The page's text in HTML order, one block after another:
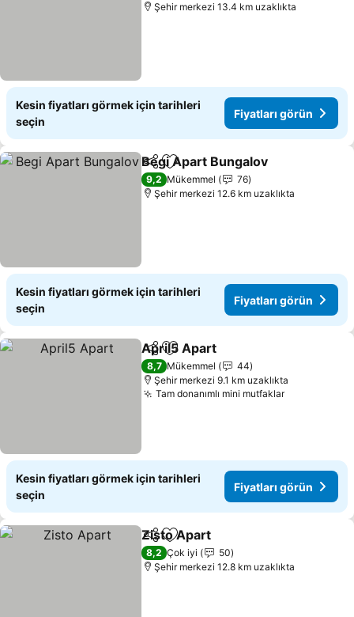
Şehir merkezi 13.4 km uzaklıkta
Kesin fiyatları görmek için tarihleri
seçin
Fiyatları görün
PaylaşFavorilerime ekle
Begi Apart Bungalov
9,2 Mükemmel
76
Şehir merkezi 12.6 km uzaklıkta
Kesin fiyatları görmek için tarihleri
seçin
Fiyatları görün
PaylaşFavorilerime ekle
April5 Apart
8,7 Mükemmel
44
Şehir merkezi 9.1 km uzaklıkta
Tam donanımlı mini mutfaklarFiyatları
Kesin fiyatları görmek için tarihleri
seçin
Fiyatları görün
PaylaşFavorilerime ekle
Zisto Apart
8,2 Çok iyi
50
Şehir merkezi 12.8 km uzaklıkta